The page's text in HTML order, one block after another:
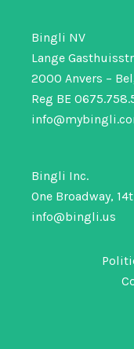
Bingli NV
Lange
2000 Anvers –
Reg BE
Bingli Inc.
One Broadway,
info@bingli.us